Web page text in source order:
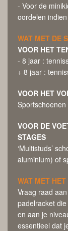
- Voor de
oordelen
WAT MET DE
VOOR HET
- 8 jaar :
+ 8 jaar :
VOOR HET
VOOR DE
STAGES
‘Multistuds’
aluminium) of
WAT MET
Vraag raad
padelracket
en aan je
essentieel dat